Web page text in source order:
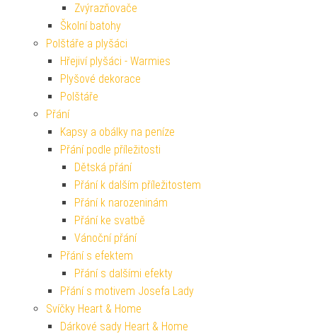
Zvýrazňovače
Školní batohy
Polštáře a plyšáci
Hřejiví plyšáci - Warmies
Plyšové dekorace
Polštáře
Přání
Kapsy a obálky na peníze
Přání podle příležitosti
Dětská přání
Přání k dalším příležitostem
Přání k narozeninám
Přání ke svatbě
Vánoční přání
Přání s efektem
Přání s dalšími efekty
Přání s motivem Josefa Lady
Svíčky Heart & Home
Dárkové sady Heart & Home